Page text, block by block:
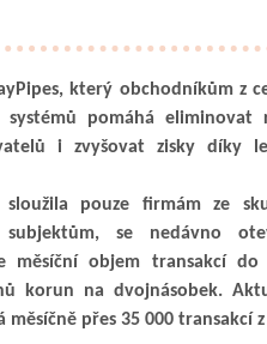
který obchodníkům z
pomáhá eliminovat
i zvyšovat zisky díky
sloužila pouze firmám ze
se nedávno
měsíční objem transakcí do
korun na dvojnásobek.
přes 35 000 transakcí